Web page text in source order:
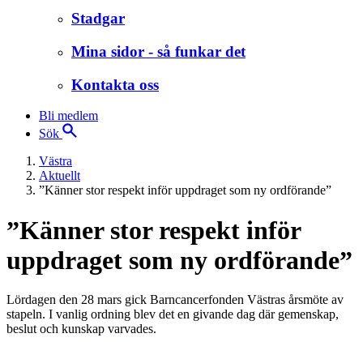
Stadgar
Mina sidor - så funkar det
Kontakta oss
Bli medlem
Sök
Västra
Aktuellt
”Känner stor respekt inför uppdraget som ny ordförande”
”Känner stor respekt inför
uppdraget som ny ordförande”
Lördagen den 28 mars gick Barncancerfonden Västras årsmöte av
stapeln. I vanlig ordning blev det en givande dag där gemenskap,
beslut och kunskap varvades.